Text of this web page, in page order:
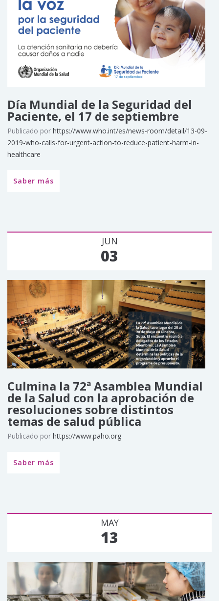
Día Mundial de la Seguridad del
Paciente, el 17 de septiembre
Publicado por https://www.who.int/es/news-room/detail/13-09-
2019-who-calls-for-urgent-action-to-reduce-patient-harm-in-
healthcare
Saber más
JUN
03
Culmina la 72ª Asamblea Mundial
de la Salud con la aprobación de
resoluciones sobre distintos
temas de salud pública
Publicado por https://www.paho.org
Saber más
MAY
13